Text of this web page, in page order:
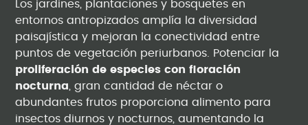
Los jardines, plantaciones y bosquetes en
entornos antropizados amplía la diversidad
paisajística y mejoran la conectividad entre
puntos de vegetación periurbanos. Potenciar la
proliferación de especies con floración
nocturna , gran cantidad de néctar o
abundantes frutos proporciona alimento para
insectos diurnos y nocturnos, aumentando la